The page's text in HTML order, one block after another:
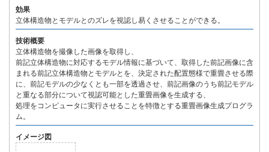
効果
立体構造物とモデルとのズレを視認し易くさせることができる。
技術概要
立体構造物を撮像した画像を取得し、
前記立体構造物に対応するモデル情報に基づいて、取得した前記画像に含
まれる前記立体構造物とモデルとを、決定された配置態様で重畳させる際
に、前記モデルの少なくとも一部を透過させ、前記画像のうち前記モデル
と重なる部分について視認可能とした重畳画像を生成する、
処理をコンピュータに実行させることを特徴とする重畳画像生成プログラ
ム。
イメージ図